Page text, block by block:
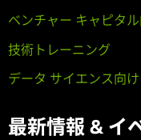
ベンチャー キャピタ
技術トレーニング
データ サイエンス向
最新情報 & イ